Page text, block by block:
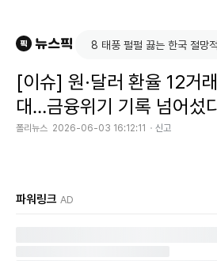
[이슈] 원·달러 환율 12거
대…금융위기 기록 넘어섰
폴리뉴스 2026-06-03 16:12:11 신고
파워링크 AD